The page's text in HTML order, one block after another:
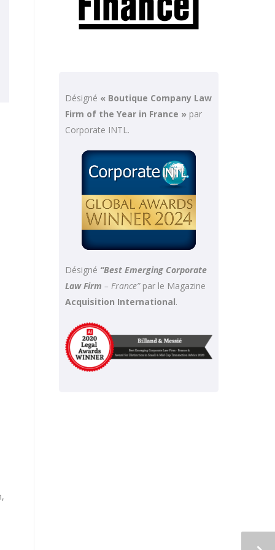
Désigné « Boutique Company Law
Firm of the Year in France » par
Corporate INTL.
Désigné “Best Emerging Corporate
Law Firm – France”par le Magazine
Acquisition International.